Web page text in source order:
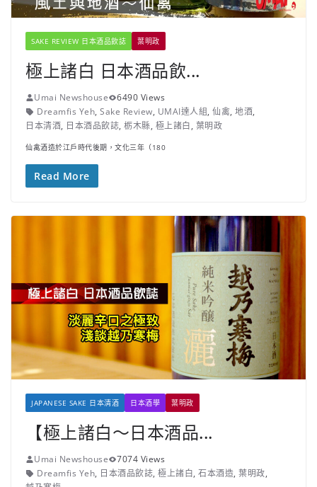
SAKE REVIEW 日本酒品飲誌 葉明政
極上諸白 日本酒品飲...
Umai Newshouse
6490 Views
Dreamfis Yeh, Sake Review, UMAI達人組, 仙禽, 地酒,
日本清酒, 日本酒品飲誌, 栃木縣, 極上諸白, 葉明政
仙禽酒造於江戶時代後期，文化三年（180
Read More
JAPANESE SAKE 日本清酒 日本酒學 葉明政
【極上諸白～日本酒品...
Umai Newshouse
7074 Views
Dreamfis Yeh, 日本酒品飲誌, 極上諸白, 石本酒造, 葉明政,